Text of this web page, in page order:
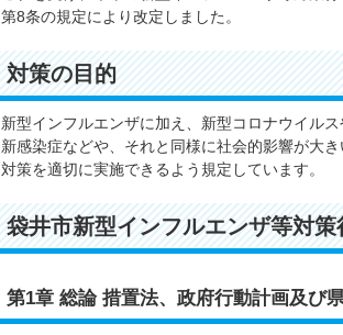
第8条の規定により改定しました。
対策の目的
新型インフルエンザに加え、新型コロナウイル
新感染症などや、それと同様に社会的影響が大
対策を適切に実施できるよう規定しています。
袋井市新型インフルエンザ等対
第1章 総論 措置法、政府行動計画及び